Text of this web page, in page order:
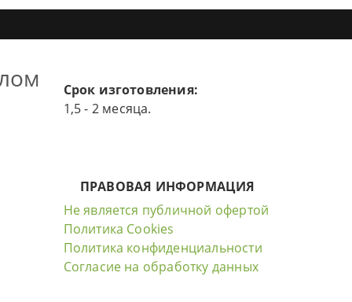
Срок изготовления:
1,5 - 2 месяца.
ПРАВОВАЯ ИНФОРМАЦИЯ
Не является публичной офертой
Политика Cookies
Политика конфиденциальности
Согласие на обработку данных